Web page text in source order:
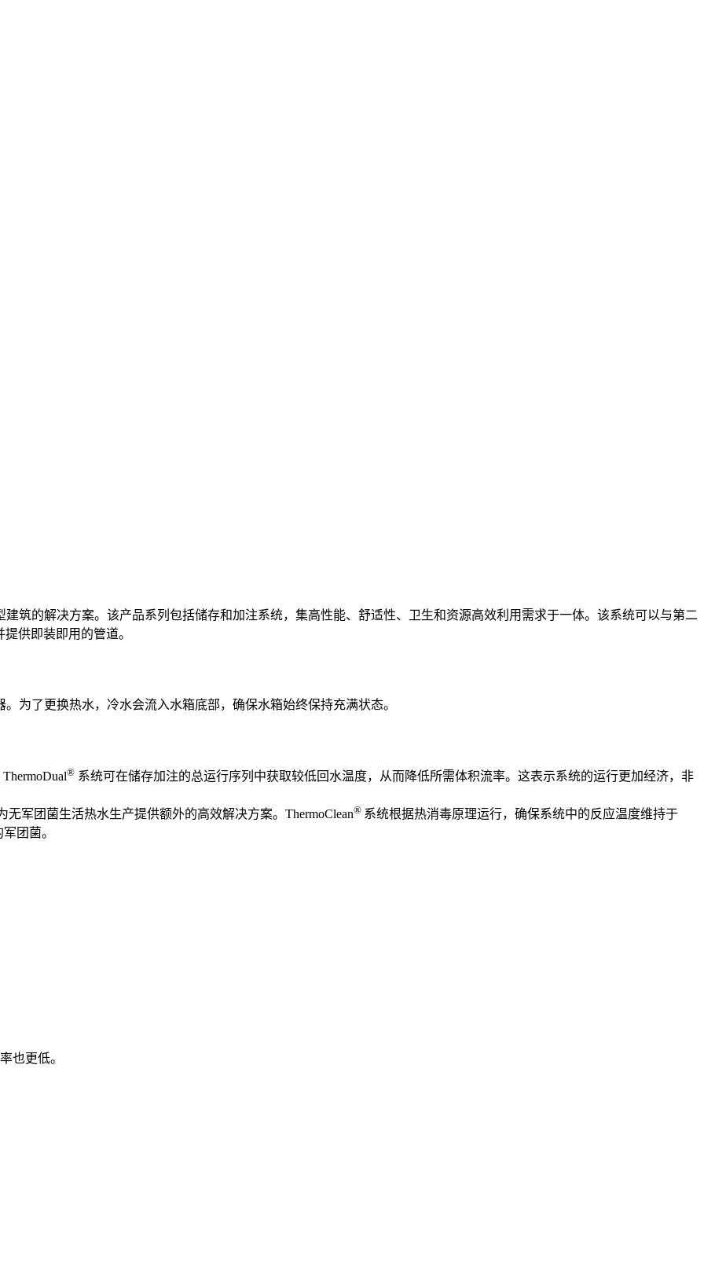
筑的解决方案。该产品系列包括储存和加注系统，集高性能、舒适性、卫生和资源高效利用需求于一体。该系统可以与第二
供即装即用的管道。
为了更换热水，冷水会流入水箱底部，确保水箱始终保持充满状态。
® 系统可在储存加注的总运行序列中获取较低回水温度，从而降低所需体积流率。这表示系统的运行更加经济，非
军团菌生活热水生产提供额外的高效解决方案。ThermoClean® 系统根据热消毒原理运行，确保系统中的反应温度维持于
团菌。
也更低。